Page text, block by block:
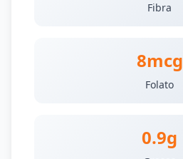
Fibra
8mcg
Folato
0.9g